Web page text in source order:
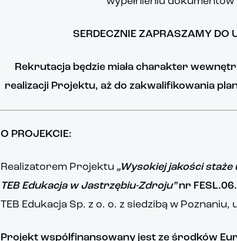
SERDECZNIE ZAPRASZAMY DO
Rekrutacja będzie miała charakter
realizacji Projektu, aż do zakwalifikowania
O PROJEKCIE:
Realizatorem Projektu „Wysokiej jakości
TEB Edukacja w Jastrzębiu-Zdroju”nr
TEB Edukacja Sp. z o. o. z siedzibą w
Projekt współfinansowany jest ze środków